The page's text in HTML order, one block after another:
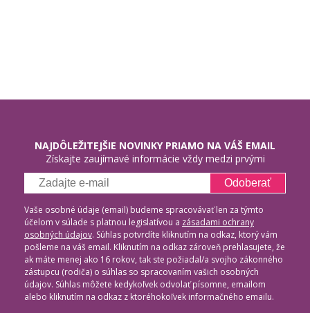
NAJDÔLEŽITEJŠIE NOVINKY PRIAMO NA VÁŠ EMAIL
Získajte zaujímavé informácie vždy medzi prvými
Odoberať
Vaše osobné údaje (email) budeme spracovávať len za týmto
účelom v súlade s platnou legislatívou a zásadami ochrany
osobných údajov. Súhlas potvrdíte kliknutím na odkaz, ktorý vám
pošleme na váš email. Kliknutím na odkaz zároveň prehlasujete, že
ak máte menej ako 16 rokov, tak ste požiadal/a svojho zákonného
zástupcu (rodiča) o súhlas so spracovaním vašich osobných
údajov. Súhlas môžete kedykoľvek odvolať písomne, emailom
alebo kliknutím na odkaz z ktoréhokoľvek informačného emailu.